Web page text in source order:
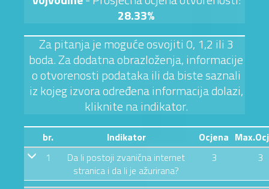
28.33%
Za pitanja je moguće osvojiti 0, 1,2 ili 3
boda. Za dodatna obrazloženja, informacije
o otvorenosti podataka ili da biste saznali
iz kojeg izvora određena informacija dolazi,
kliknite na indikator.
br. Indikator Ocjena
1
Da li postoji zvanična internet
stranica i da li je ažurirana?
3 3